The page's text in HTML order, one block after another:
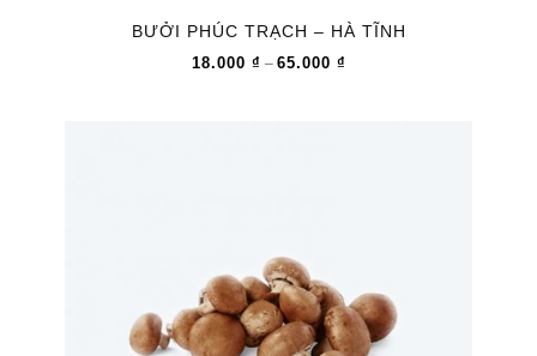
BƯỞI PHÚC TRẠCH – HÀ TĨNH
18.000 ₫ – 65.000 ₫